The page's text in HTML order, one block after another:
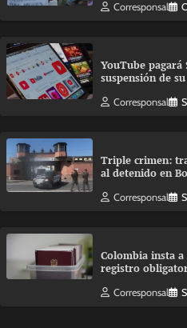
Corresponsal
YouTube
suspensión de
Corresponsal
Triple crimen:
al detenido en
Corresponsal
Colombia insta
registro
Corresponsal